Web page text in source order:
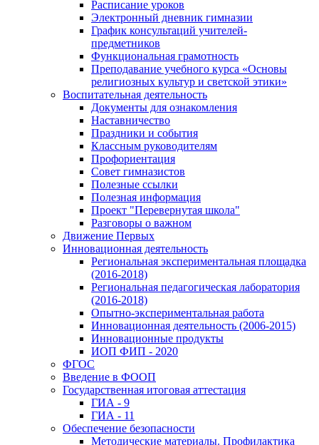
Расписание уроков
Электронный дневник гимназии
График консультаций учителей-
предметников
Функциональная грамотность
Преподавание учебного курса «Основы
религиозных культур и светской этики»
Воспитательная деятельность
Документы для ознакомления
Наставничество
Праздники и события
Классным руководителям
Профориентация
Совет гимназистов
Полезные ссылки
Полезная информация
Проект "Перевернутая школа"
Разговоры о важном
Движение Первых
Инновационная деятельность
Региональная экспериментальная площадка
(2016-2018)
Региональная педагогическая лаборатория
(2016-2018)
Опытно-экспериментальная работа
Инновационная деятельность (2006-2015)
Инновационные продукты
ИОП ФИП - 2020
ФГОС
Введение в ФООП
Государственная итоговая аттестация
ГИА - 9
ГИА - 11
Обеспечение безопасности
Методические материалы. Профилактика